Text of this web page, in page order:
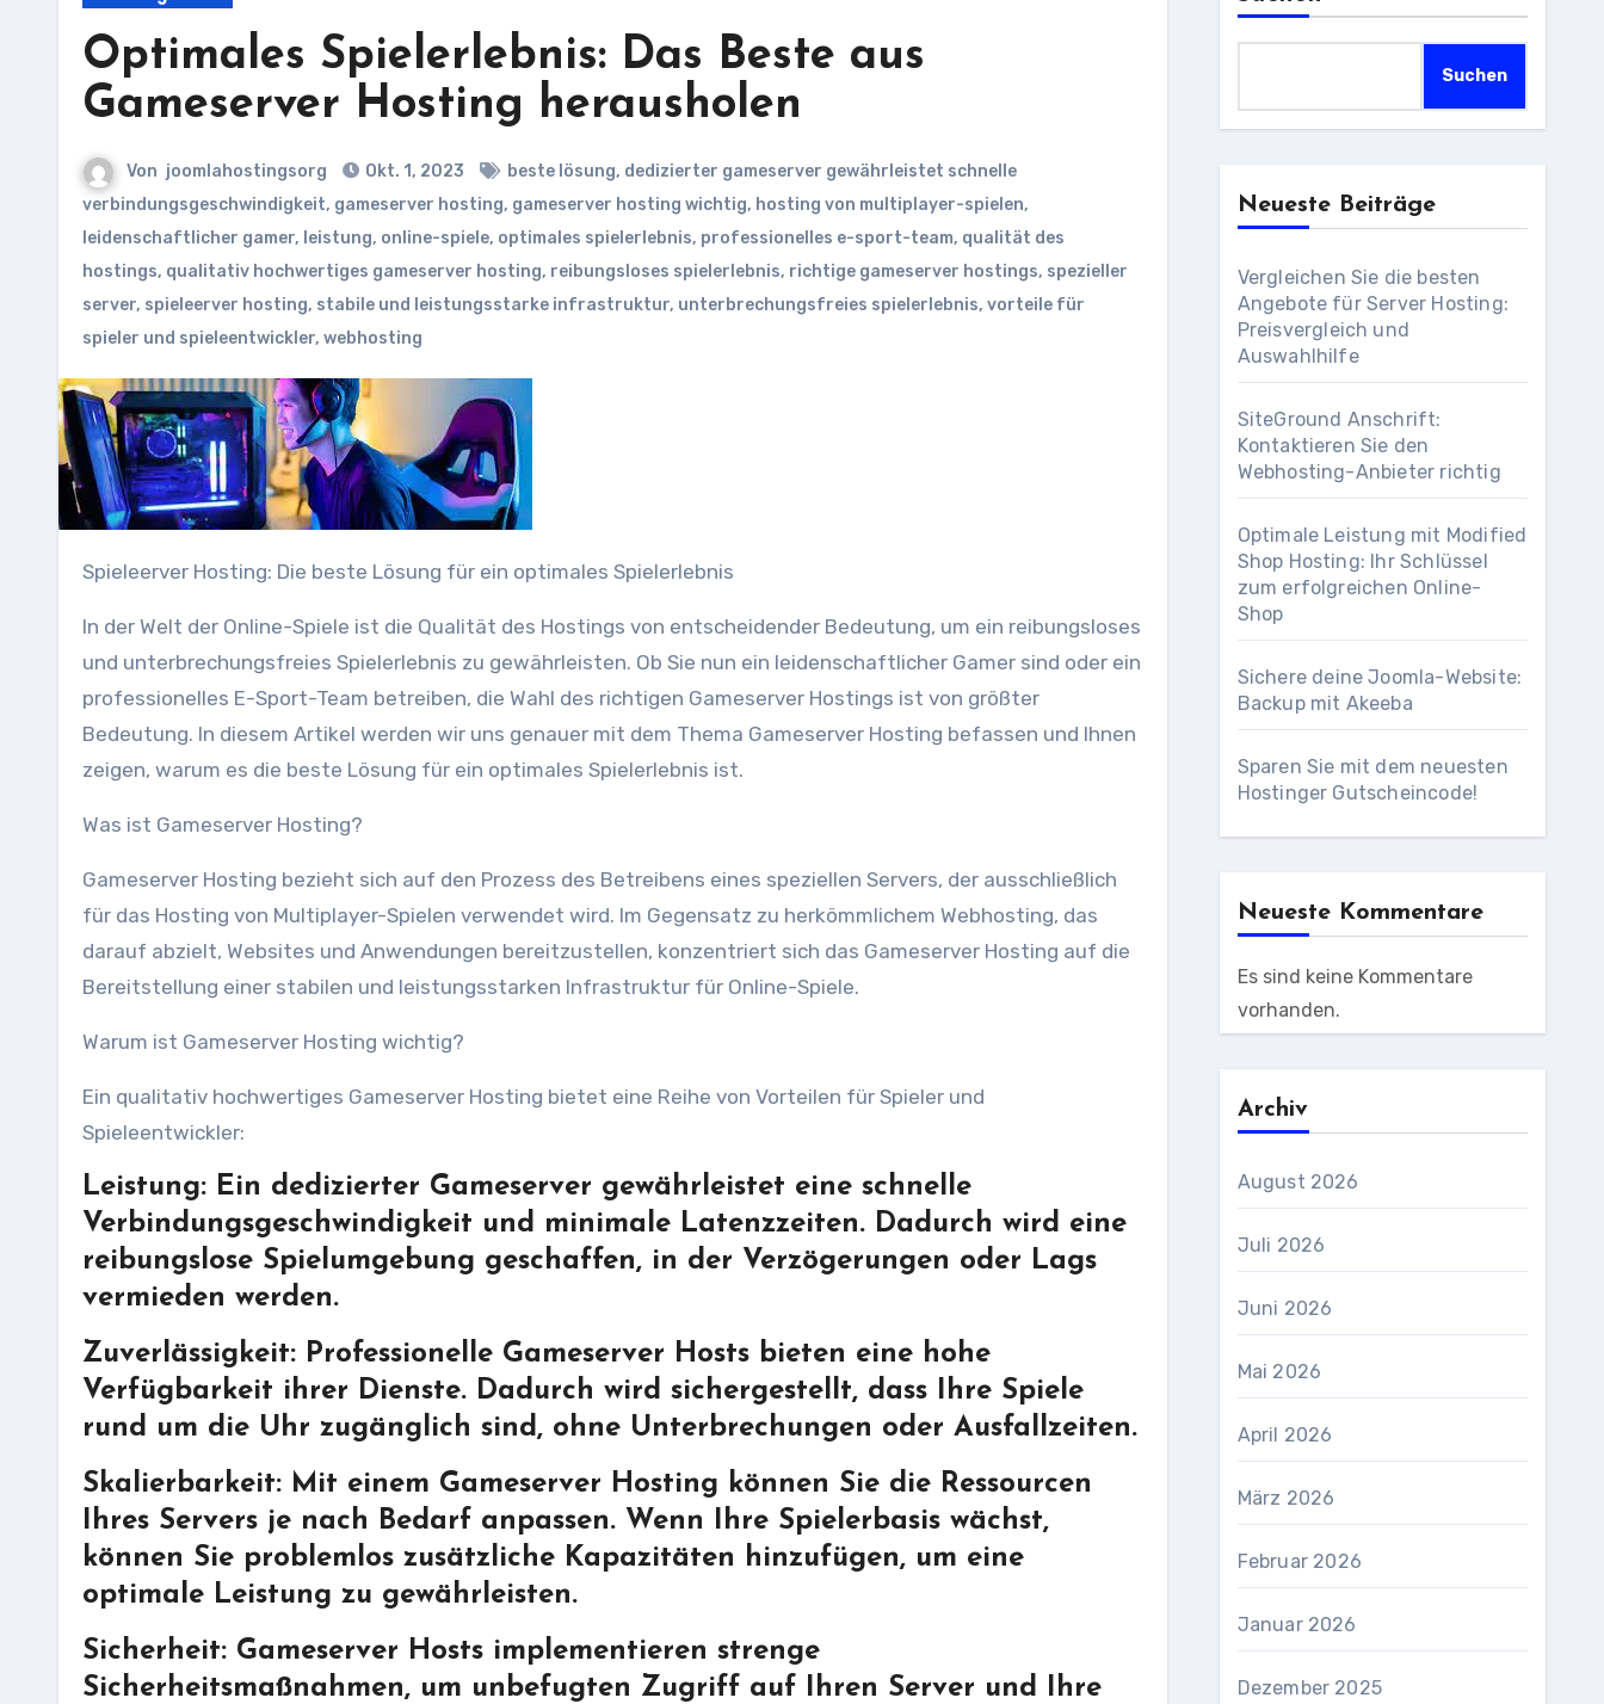
Optimales Spielerlebnis: Das Beste aus
Gameserver Hosting herausholen
Von joomlahostingsorg Okt. 1, 2023 beste lösung, dedizierter gameserver gewährleistet schnelle
verbindungsgeschwindigkeit, gameserver hosting, gameserver hosting wichtig, hosting von multiplayer-spielen,
leidenschaftlicher gamer, leistung, online-spiele, optimales spielerlebnis, professionelles e-sport-team, qualität des
hostings, qualitativ hochwertiges gameserver hosting, reibungsloses spielerlebnis, richtige gameserver hostings, spezieller
server, spieleerver hosting, stabile und leistungsstarke infrastruktur, unterbrechungsfreies spielerlebnis, vorteile für
spieler und spieleentwickler, webhosting
Spieleerver Hosting: Die beste Lösung für ein optimales Spielerlebnis
In der Welt der Online-Spiele ist die Qualität des Hostings von entscheidender Bedeutung, um ein reibungsloses
und unterbrechungsfreies Spielerlebnis zu gewährleisten. Ob Sie nun ein leidenschaftlicher Gamer sind oder ein
professionelles E-Sport-Team betreiben, die Wahl des richtigen Gameserver Hostings ist von größter
Bedeutung. In diesem Artikel werden wir uns genauer mit dem Thema Gameserver Hosting befassen und Ihnen
zeigen, warum es die beste Lösung für ein optimales Spielerlebnis ist.
Was ist Gameserver Hosting?
Gameserver Hosting bezieht sich auf den Prozess des Betreibens eines speziellen Servers, der ausschließlich
für das Hosting von Multiplayer-Spielen verwendet wird. Im Gegensatz zu herkömmlichem Webhosting, das
darauf abzielt, Websites und Anwendungen bereitzustellen, konzentriert sich das Gameserver Hosting auf die
Bereitstellung einer stabilen und leistungsstarken Infrastruktur für Online-Spiele.
Warum ist Gameserver Hosting wichtig?
Ein qualitativ hochwertiges Gameserver Hosting bietet eine Reihe von Vorteilen für Spieler und
Spieleentwickler:
Leistung: Ein dedizierter Gameserver gewährleistet eine schnelle
Verbindungsgeschwindigkeit und minimale Latenzzeiten. Dadurch wird eine
reibungslose Spielumgebung geschaffen, in der Verzögerungen oder Lags
vermieden werden.
Zuverlässigkeit: Professionelle Gameserver Hosts bieten eine hohe
Verfügbarkeit ihrer Dienste. Dadurch wird sichergestellt, dass Ihre Spiele
rund um die Uhr zugänglich sind, ohne Unterbrechungen oder Ausfallzeiten.
Skalierbarkeit: Mit einem Gameserver Hosting können Sie die Ressourcen
Ihres Servers je nach Bedarf anpassen. Wenn Ihre Spielerbasis wächst,
können Sie problemlos zusätzliche Kapazitäten hinzufügen, um eine
optimale Leistung zu gewährleisten.
Sicherheit: Gameserver Hosts implementieren strenge
Sicherheitsmaßnahmen, um unbefugten Zugriff auf Ihren Server und Ihre
Suchen
Neueste Beiträge
Vergleichen Sie die besten
Angebote für Server Hosting:
Preisvergleich und
Auswahlhilfe
SiteGround Anschrift:
Kontaktieren Sie den
Webhosting-Anbieter richtig
Optimale Leistung mit Modified
Shop Hosting: Ihr Schlüssel
zum erfolgreichen Online-
Shop
Sichere deine Joomla-Website:
Backup mit Akeeba
Sparen Sie mit dem neuesten
Hostinger Gutscheincode!
Neueste Kommentare
Es sind keine Kommentare
vorhanden.
Archiv
August 2026
Juli 2026
Juni 2026
Mai 2026
April 2026
März 2026
Februar 2026
Januar 2026
Dezember 2025